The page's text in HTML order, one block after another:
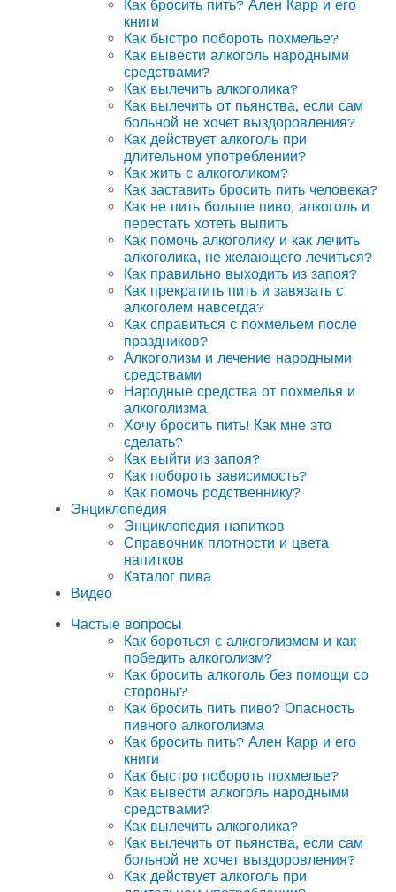
Как бросить пить? Ален Карр и его
книги
Как быстро побороть похмелье?
Как вывести алкоголь народными
средствами?
Как вылечить алкоголика?
Как вылечить от пьянства, если сам
больной не хочет выздоровления?
Как действует алкоголь при
длительном употреблении?
Как жить с алкоголиком?
Как заставить бросить пить человека?
Как не пить больше пиво, алкоголь и
перестать хотеть выпить
Как помочь алкоголику и как лечить
алкоголика, не желающего лечиться?
Как правильно выходить из запоя?
Как прекратить пить и завязать с
алкоголем навсегда?
Как справиться с похмельем после
праздников?
Алкоголизм и лечение народными
средствами
Народные средства от похмелья и
алкоголизма
Хочу бросить пить! Как мне это
сделать?
Как выйти из запоя?
Как побороть зависимость?
Как помочь родственнику?
Энциклопедия
Энциклопедия напитков
Справочник плотности и цвета
напитков
Каталог пива
Видео
Частые вопросы
Как бороться с алкоголизмом и как
победить алкоголизм?
Как бросить алкоголь без помощи со
стороны?
Как бросить пить пиво? Опасность
пивного алкоголизма
Как бросить пить? Ален Карр и его
книги
Как быстро побороть похмелье?
Как вывести алкоголь народными
средствами?
Как вылечить алкоголика?
Как вылечить от пьянства, если сам
больной не хочет выздоровления?
Как действует алкоголь при